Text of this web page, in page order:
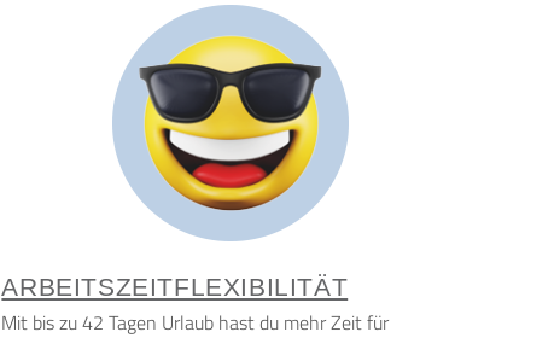
ARBEITSZEITFLEXIBILITÄT
Mit bis zu 42 Tagen Urlaub hast du mehr Zeit für